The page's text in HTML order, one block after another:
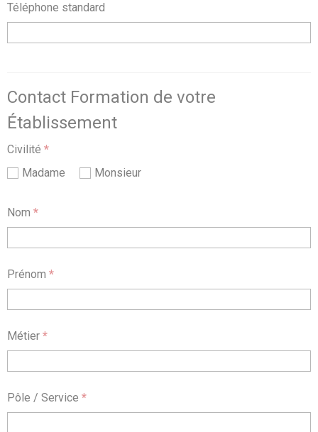
Téléphone standard
Contact Formation de votre
Établissement
Civilité *
Madame
Monsieur
Nom *
Prénom *
Métier *
Pôle / Service *